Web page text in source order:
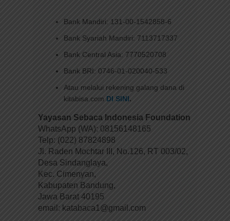
Bank Mandiri: 131-00-1542858-6
Bank Syariah Mandiri: 7113717337
Bank Central Asia: 7770520708
Bank BRI: 0746-01-020040-533
Atau melalui rekening galang dana di
kitabisa.com DI SINI.
Yayasan Sebaca Indonesia Foundation
WhatsApp (WA): 08156148165
Telp: (022) 87824898
Jl. Raden Mochtar III, No.126, RT 003/02,
Desa Sindanglaya,
Kec. Cimenyan,
Kabupaten Bandung,
Jawa Barat 40195
email: katabaca1@gmail.com